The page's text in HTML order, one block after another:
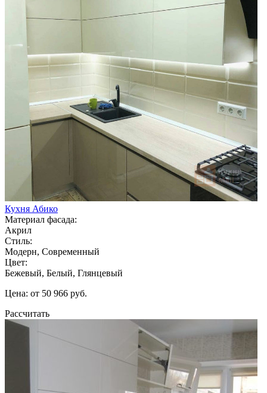
Кухня Абико
Материал фасада:
Акрил
Стиль:
Модерн, Современный
Цвет:
Бежевый, Белый, Глянцевый
Цена: от 50 966 руб.
Рассчитать